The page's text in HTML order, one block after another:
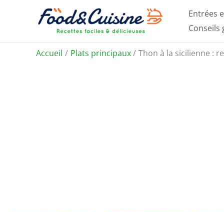
Entrées
Conseils
Accueil Plats principaux Thon à la sicilienne :